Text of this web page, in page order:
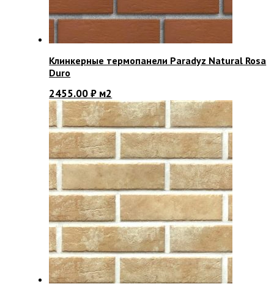
Клинкерные термопанели Paradyz Natural Rosa
Duro
2455.00₽ м2